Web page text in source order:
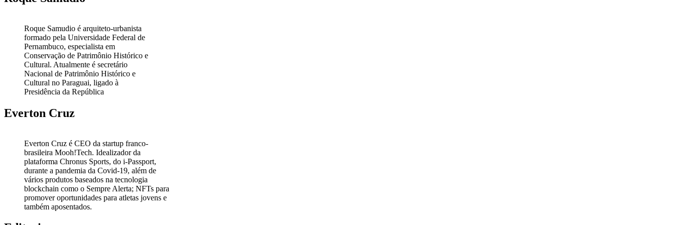
Roque Samudio é arquiteto-urbanista
formado pela Universidade Federal de
Pernambuco, especialista em
Conservação de Patrimônio Histórico e
Cultural. Atualmente é secretário
Nacional de Patrimônio Histórico e
Cultural no Paraguai, ligado à
Presidência da República
Everton Cruz
Everton Cruz é CEO da startup franco-
brasileira Mooh!Tech. Idealizador da
plataforma Chronus Sports, do i-Passport,
durante a pandemia da Covid-19, além de
vários produtos baseados na tecnologia
blockchain como o Sempre Alerta; NFTs para
promover oportunidades para atletas jovens e
também aposentados.